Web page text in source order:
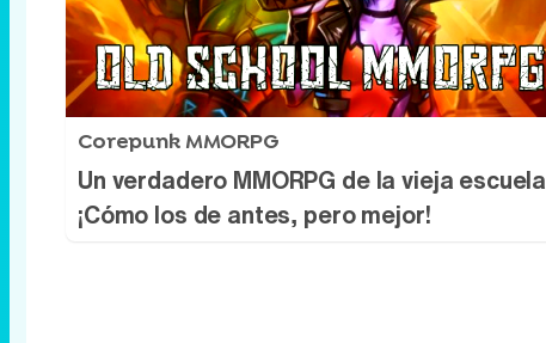
Corepunk MMORPG
Un verdadero MMORPG de la vieja escuela
¡Cómo los de antes, pero mejor!